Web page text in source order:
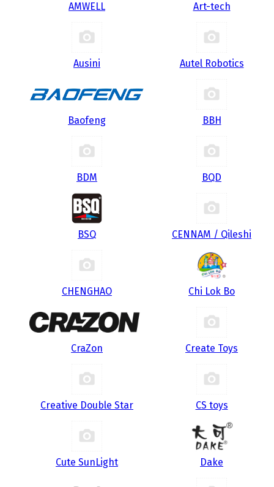
AMWELL Art-tech
Ausini Autel Robotics
Baofeng BBH
BDM BQD
BSQ CENNAM / Qileshi
CHENGHAO Chi Lok Bo
CraZon Create Toys
Creative Double Star CS toys
Cute SunLight Dake